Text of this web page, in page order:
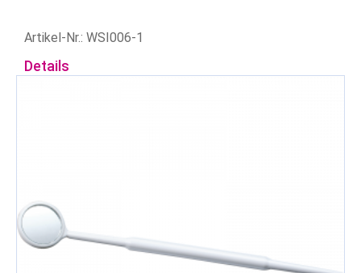
Artikel-Nr.: WSI006-1
Details